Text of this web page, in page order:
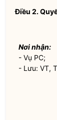
Điều 2.
Nơi nhận:
- Vụ PC;
- Lưu: VT,